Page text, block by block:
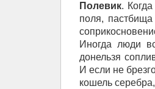
Полевик.
поля,
Иногда люди
донельзя
И если не
кошель